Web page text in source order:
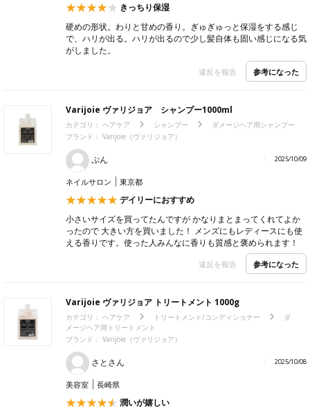
きっちり保湿
硬めの形状。わりと甘めの香り。ぎゅぎゅっと保湿をする感じ
で、ハリが出る。ハリが出るので少し髪自体も固い感じになる気
がしました。
違反を報告 参考になった
Varijoie ヴァリジョア シャンプー1000ml
カテゴリ： ヘアケア シャンプー
ダメージヘア用シャンプー
ブランド： Varijoie（ヴァリジョア）
ぷん 2025/10/09
ネイルサロン 東京都
デイリーにおすすめ
小さいサイズを買ってたんですが かなりまとまってくれてよか
ったので 大きい方を買いました！ メンズにもレディースにも使
える香りです。使った人みんなに香りも質感と褒められます！
違反を報告 参考になった
Varijoie ヴァリジョア トリートメント 1000g
カテゴリ： ヘアケア トリートメント/コンディショナー
ダ
メージヘア用トリートメント
ブランド： Varijoie（ヴァリジョア）
さとさん 2025/10/08
美容室 長崎県
潤いが嬉しい